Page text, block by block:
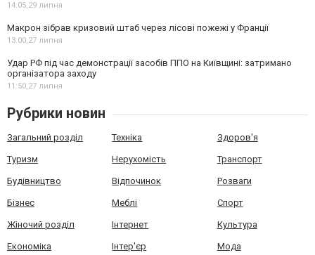
14:05,29 липня
Макрон зібрав кризовий штаб через лісові пожежі у Франції
13:00,27 липня
Удар РФ під час демонстрації засобів ППО на Київщині: затримано
організатора заходу
11:50,27 липня
Рубрики новин
Загальний розділ Техніка Здоров'я
Туризм Нерухомість Транспорт
Будівництво Відпочинок Розваги
Бізнес Меблі Спорт
Жіночий розділ Інтернет Культура
Економіка Інтер'єр Мода